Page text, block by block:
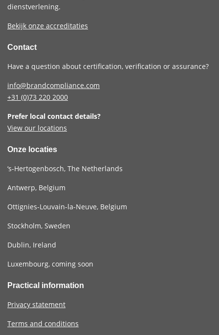
dienstverlening.
Bekijk onze accreditaties
Contact
Have a question about certification, verification or assurance?
info@brandcompliance.com
+31 (0)73 220 2000
Prefer local contact details?
View our locations
Onze locaties
‘s-Hertogenbosch, The Netherlands
Antwerp, Belgium
Ottignies-Louvain-la-Neuve, Belgium
Stockholm, Sweden
Dublin, Ireland
Luxembourg, coming soon
Practical information
Privacy statement
Terms and conditions